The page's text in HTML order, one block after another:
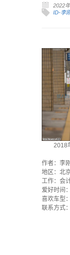
2022
ID-李
2018
作者：李刚
地区：北
工作：会
爱好时间
喜欢车型
联系方式